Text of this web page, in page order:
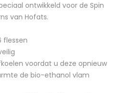
ontwikkeld voor de Spin
van Hofats.
flessen
voordat u deze opnieuw
de bio-ethanol vlam